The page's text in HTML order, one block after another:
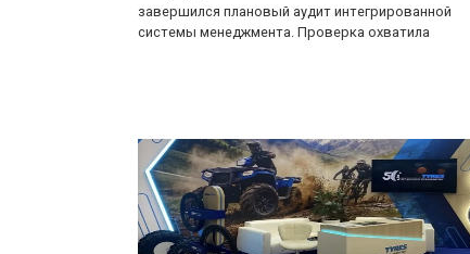
завершился плановый аудит интегрированной
системы менеджмента. Проверка охватила